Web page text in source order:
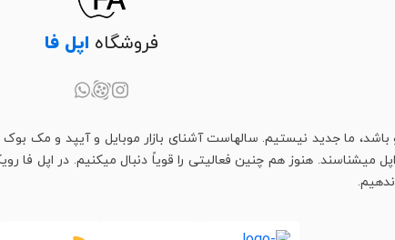
فروشگاه اپل فا
ما جدید نیستیم. سالهاست آشنای بازار موبایل و آیپد و مک
هنوز هم چنین فعالیتی را قویاً دنبال میکنیم. در اپل فا